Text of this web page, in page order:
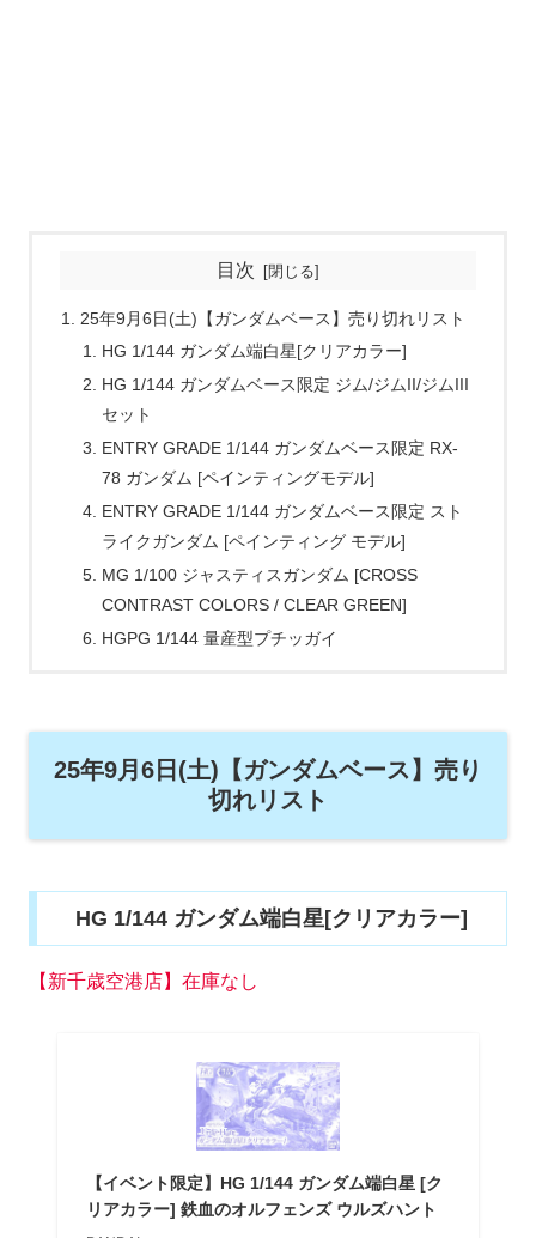
目次
25年9月6日(土)【ガンダムベース】売り切れリスト
HG 1/144 ガンダム端白星[クリアカラー]
HG 1/144 ガンダムベース限定 ジム/ジムII/ジムIII
セット
ENTRY GRADE 1/144 ガンダムベース限定 RX-
78 ガンダム [ペインティングモデル]
ENTRY GRADE 1/144 ガンダムベース限定 スト
ライクガンダム [ペインティング モデル]
MG 1/100 ジャスティスガンダム [CROSS
CONTRAST COLORS / CLEAR GREEN]
HGPG 1/144 量産型プチッガイ
25年9月6日(土)【ガンダムベース】売り
切れリスト
HG 1/144 ガンダム端白星[クリアカラー]
【新千歳空港店】在庫なし
【イベント限定】HG 1/144 ガンダム端白星 [ク
リアカラー] 鉄血のオルフェンズ ウルズハント